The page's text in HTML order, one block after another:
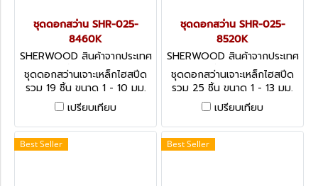
ชุดดอกสว่าน SHR-025-
8460K
SHERWOOD สินค้าจากประเทศ
อังกฤษ-1
ชุดดอกสว่านเจาะเหล็กไฮสปีด
รวม 19 ชิ้น ขนาด 1 - 10 มม.
HSS Ground Flute Jobber
Drill Set, Metric - 19 Pieces
เปรียบเทียบ
ชุดดอกสว่าน SHR-025-
8520K
SHERWOOD สินค้าจากประเทศ
อังกฤษ-1
ชุดดอกสว่านเจาะเหล็กไฮสปีด
รวม 25 ชิ้น ขนาด 1 - 13 มม.
HSS Jobber Drill Set, Bright
Finish - 25 pieces
เปรียบเทียบ
Best Seller Best Seller